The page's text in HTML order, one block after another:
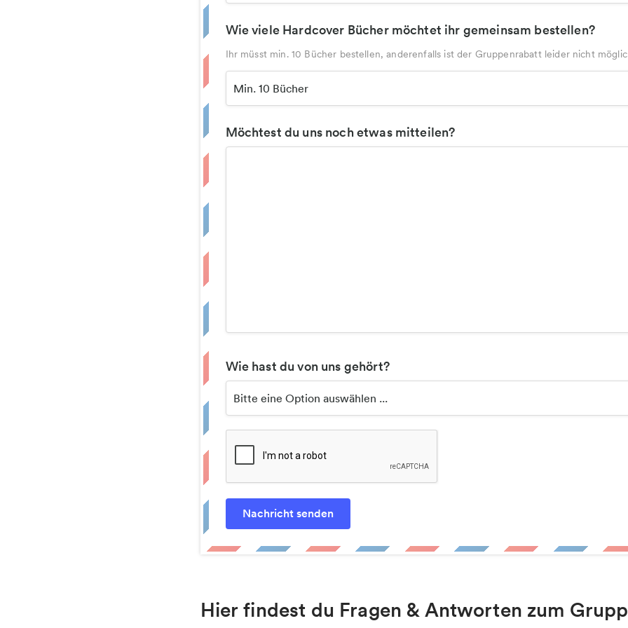
Wie viele Hardcover Bücher möchtet ihr gemeinsam bestellen?
Ihr müsst min. 10 Bücher bestellen, anderenfalls ist der Gruppenrabatt leider nicht
Möchtest du uns noch etwas mitteilen?
Wie hast du von uns gehört?
Hier findest du Fragen & Antworten zum